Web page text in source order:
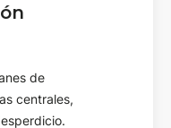
de
centrales,